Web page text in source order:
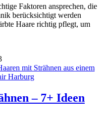
Faktoren ansprechen, die
berücksichtigt werden
Haare richtig pflegt, um
– 7+ Ideen